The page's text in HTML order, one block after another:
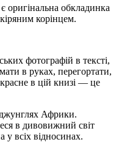
оригінальна обкладинка
корінцем.
фотографій в тексті,
в руках, перегортати,
в цій книзі — це
Африки.
в дивовижний світ
у всіх відносинах.